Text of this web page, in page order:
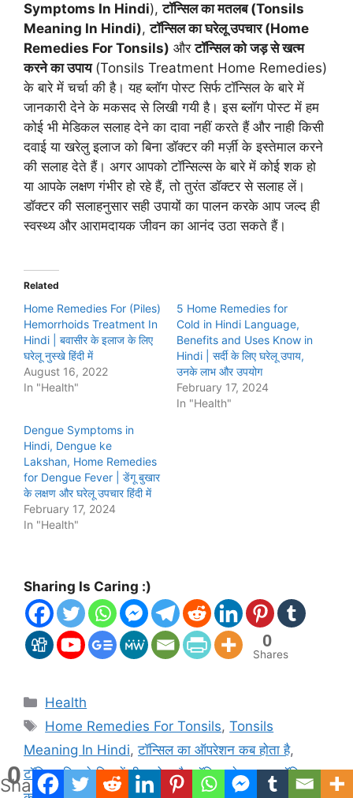
Symptoms In Hindi),टॉन्सिल का मतलब (Tonsils
Meaning In Hindi),टॉन्सिल का घरेलू उपचार (Home
Remedies For Tonsils) औरटॉन्सिल को जड़ से खत्म
करने का उपाय(Tonsils Treatment Home Remedies)
के बारे में चर्चा की है। यह ब्लॉग पोस्ट सिर्फ टॉन्सिल के बारे में
जानकारी देने के मकसद से लिखी गयी है। इस ब्लॉग पोस्ट में हम
कोई भी मेडिकल सलाह देने का दावा नहीं करते हैं और नाही किसी
दवाई या खरेलु इलाज को बिना डॉक्टर की मर्ज़ी के इस्तेमाल करने
की सलाह देते हैं। अगर आपको टॉन्सिल्स के बारे में कोई शक हो
या आपके लक्षण गंभीर हो रहे हैं, तो तुरंत डॉक्टर से सलाह लें।
डॉक्टर की सलाहनुसार सही उपायों का पालन करके आप जल्द ही
स्वस्थ्य और आरामदायक जीवन का आनंद उठा सकते हैं।
Related
Home Remedies For (Piles)
Hemorrhoids Treatment In
Hindi | बवासीर के इलाज के लिए
घरेलू नुस्खे हिंदी में
August 16, 2022
In "Health"
5 Home Remedies for
Cold in Hindi Language,
Benefits and Uses Know in
Hindi | सर्दी के लिए घरेलू उपाय,
उनके लाभ और उपयोग
February 17, 2024
In "Health"
Dengue Symptoms in
Hindi, Dengue ke
Lakshan, Home Remedies
for Dengue Fever | डेंगू बुखार
के लक्षण और घरेलू उपचार हिंदी में
February 17, 2024
In "Health"
Sharing Is Caring :)
0
Shares
0
Shares
Categories
Health
Tags
Home Remedies For Tonsils,Tonsils
Meaning In Hindi,टॉन्सिल का ऑपरेशन कब होता है,
टॉन्सिल कितने दिन में ठीक होता है,टॉन्सिल के लक्षण,टॉन्सिल